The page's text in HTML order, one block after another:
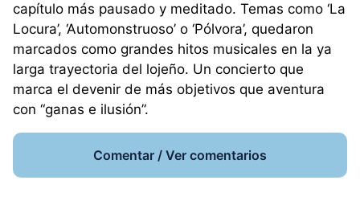
capítulo más pausado y meditado. Temas como ‘La
Locura’, ‘Automonstruoso’ o ‘Pólvora’, quedaron
marcados como grandes hitos musicales en la ya
larga trayectoria del lojeño. Un concierto que
marca el devenir de más objetivos que aventura
con “ganas e ilusión”.
Comentar / Ver comentarios